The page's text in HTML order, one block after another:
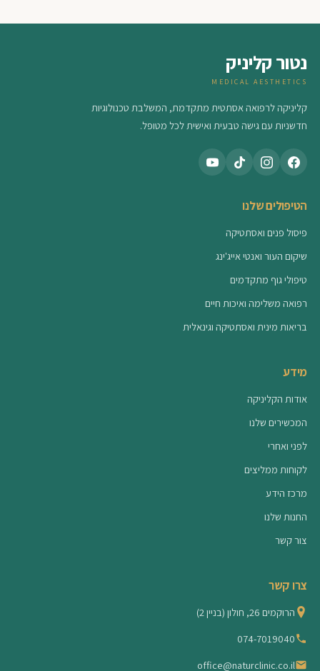
נטור קליניק
MEDICAL AESTHETICS
קליניקה לרפואה אסתטית מתקדמת, המשלבת טכנולוגיות
חדשניות עם גישה טבעית ואישית לכל מטופל.
הטיפולים שלנו
פיסול פנים ואסתטיקה
שיקום העור ואנטי אייג'ינג
טיפולי גוף מתקדמים
רפואה משלימה ואיכות חיים
בריאות מינית ואסתטיקה וגינאלית
מידע
אודות הקליניקה
המכשירים שלנו
לפני ואחרי
לקוחות ממליצים
מרכז הידע
החנות שלנו
צור קשר
צרו קשר
הרוקמים 26, חולון (בניין 2)
074-7019040
office@naturclinic.co.il